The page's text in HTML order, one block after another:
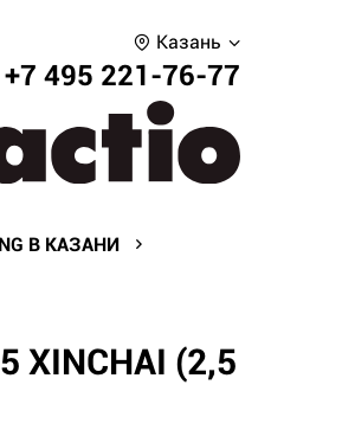
Казань
+7 495 221-76-77
В КАЗАНИ
(2,5